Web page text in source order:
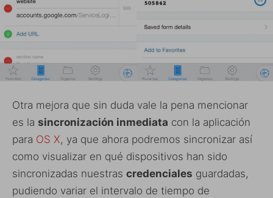
Otra mejora que sin duda vale la pena mencionar
es la sincronización inmediata con la aplicación
para OS X, ya que ahora podremos sincronizar así
como visualizar en qué dispositivos han sido
sincronizadas nuestras credenciales guardadas,
pudiendo variar el intervalo de tiempo de